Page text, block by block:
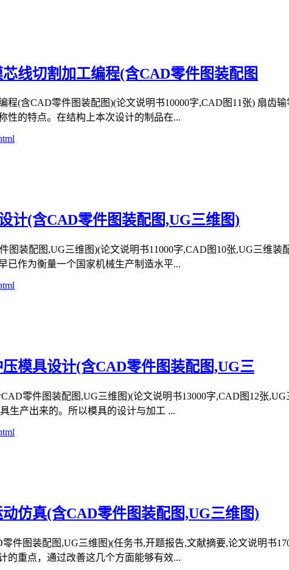
线切割加工编程(含CAD零件图装配图
程(含CAD零件图装配图)(论文说明书10000字,CAD图11张) 扇齿
性的特点。在结构上本次设计的制品在...
计(含CAD零件图装配图,UG三维图)
图装配图,UG三维图)(论文说明书11000字,CAD图10张,UG三维
已作为衡量一个国家机械生产制造水平...
模具设计(含CAD零件图装配图,UG三
零件图装配图,UG三维图)(论文说明书13000字,CAD图12张
生产出来的。所以模具的设计与加工 ...
仿真(含CAD零件图装配图,UG三维图)
件图装配图,UG三维图)(任务书,开题报告,文献摘要,论文说明书
的重点，通过改善这几个方面能够有效...